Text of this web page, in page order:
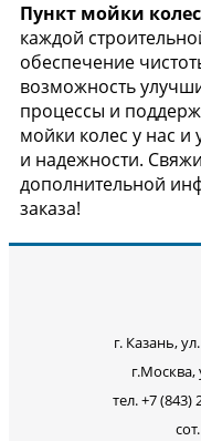
Пункт мойки колес
каждой
обеспечение
возможность
процессы и
мойки колес у нас и
и надежности.
дополнительной
заказа!
г. Казань,
г.Москва,
тел. +7 (843)